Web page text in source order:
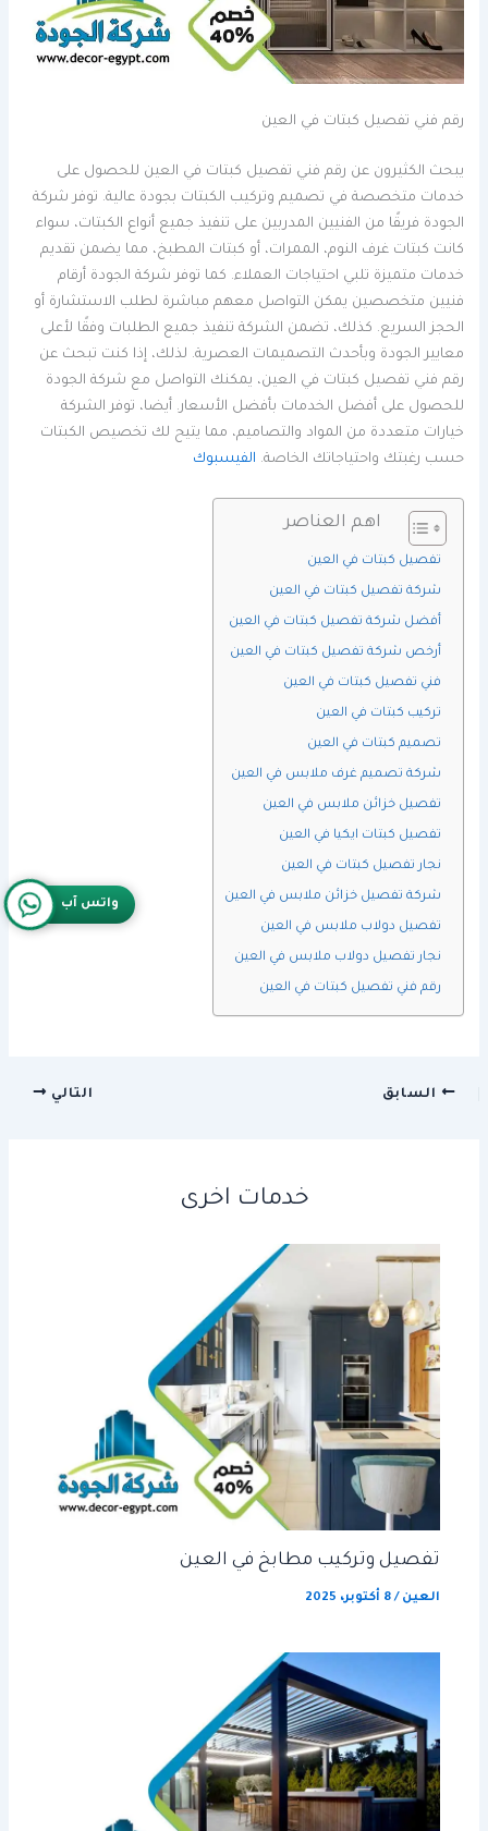
رقم فني تفصيل كبتات في العين
يبحث الكثيرون عن رقم فني تفصيل كبتات في العين للحصول على
خدمات متخصصة في تصميم وتركيب الكبتات بجودة عالية. توفر شركة
الجودة فريقًا من الفنيين المدربين على تنفيذ جميع أنواع الكبتات، سواء
كانت كبتات غرف النوم، الممرات، أو كبتات المطبخ، مما يضمن تقديم
خدمات متميزة تلبي احتياجات العملاء. كما توفر شركة الجودة أرقام
فنيين متخصصين يمكن التواصل معهم مباشرة لطلب الاستشارة أو
الحجز السريع. كذلك، تضمن الشركة تنفيذ جميع الطلبات وفقًا لأعلى
معايير الجودة وبأحدث التصميمات العصرية. لذلك، إذا كنت تبحث عن
رقم فني تفصيل كبتات في العين، يمكنك التواصل مع شركة الجودة
للحصول على أفضل الخدمات بأفضل الأسعار. أيضا، توفر الشركة
خيارات متعددة من المواد والتصاميم، مما يتيح لك تخصيص الكبتات
حسب رغبتك واحتياجاتك الخاصة. الفيسبوك
اهم العناصر
تفصيل كبتات في العين
شركة تفصيل كبتات في العين
أفضل شركة تفصيل كبتات في العين
أرخص شركة تفصيل كبتات في العين
فني تفصيل كبتات في العين
تركيب كبتات في العين
تصميم كبتات في العين
شركة تصميم غرف ملابس في العين
تفصيل خزائن ملابس في العين
تفصيل كبتات ايكيا في العين
نجار تفصيل كبتات في العين
شركة تفصيل خزائن ملابس في العين
تفصيل دولاب ملابس في العين
نجار تفصيل دولاب ملابس في العين
رقم فني تفصيل كبتات في العين
السابق التالي
خدمات اخرى
تفصيل وتركيب مطابخ في العين
العين /8 أكتوبر، 2025
واتس آب